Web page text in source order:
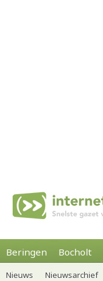
Beringen Bocholt
Nieuws Nieuwsarchief